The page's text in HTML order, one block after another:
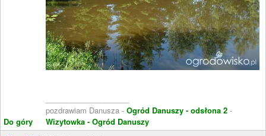
Do góry
pozdrawiam Danusza - Ogród Danuszy - odsłona 2 -
Wizytowka - Ogród Danuszy